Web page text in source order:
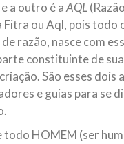
a outro é aAQL
Fitra ou Aql, pois todo
razão, nasce com
constituinte de sua
São esses dois
e guias para se
todo HOMEM (ser